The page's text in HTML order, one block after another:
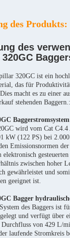
des Produkts:
des
320GC ist ein
das für
macht es zu einer
stehenden Baggern.:
wird vom Cat
kW (122 PS) bei
Emissionsnormen
elektronisch
zwischen hoher
gewährleistet und
geeignet ist.
Bagger
des Baggers ist
und verfügt über
Durchfluss von 429 L/
laufende Stromkreis